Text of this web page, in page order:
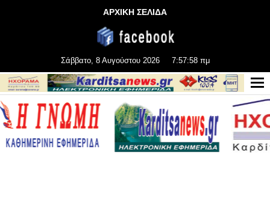
ΑΡΧΙΚΗ ΣΕΛΙΔΑ
Σάββατο, 8 Αυγούστου 2026 7:57:59 πμ